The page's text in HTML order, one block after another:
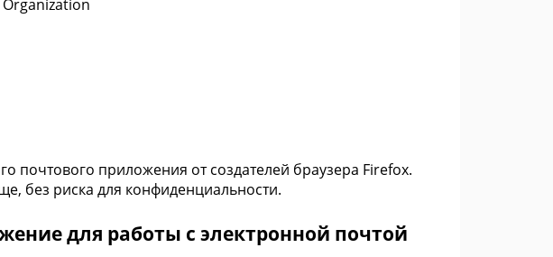
приложения от создателей браузера Firefox.
без риска для конфиденциальности.
для работы с электронной почтой